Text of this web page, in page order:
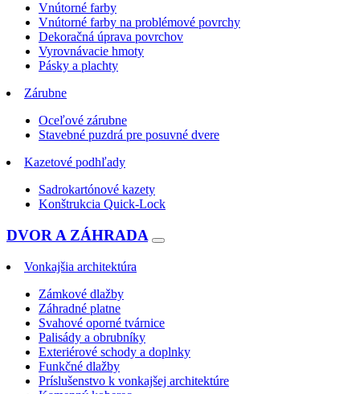
Vnútorné farby
Vnútorné farby na problémové povrchy
Dekoračná úprava povrchov
Vyrovnávacie hmoty
Pásky a plachty
Zárubne
Oceľové zárubne
Stavebné puzdrá pre posuvné dvere
Kazetové podhľady
Sadrokartónové kazety
Konštrukcia Quick-Lock
DVOR A ZÁHRADA
Vonkajšia architektúra
Zámkové dlažby
Záhradné platne
Svahové oporné tvárnice
Palisády a obrubníky
Exteriérové schody a doplnky
Funkčné dlažby
Príslušenstvo k vonkajšej architektúre